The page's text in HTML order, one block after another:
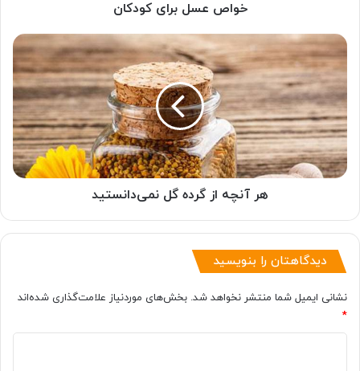
خواص عسل برای کودکان
هر
آنچه
از
گرده
گل
نمی‌دانستید
هر آنچه از گرده گل نمی‌دانستید
دیدگاهتان را بنویسید
نشانی ایمیل شما منتشر نخواهد شد. بخش‌های موردنیاز علامت‌گذاری شده‌اند
*